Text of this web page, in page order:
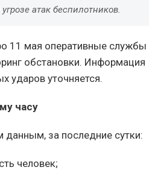
атак беспилотников.
11 мая оперативные службы
обстановки. Информация
ударов уточняется.
часу
данным, за последние сутки:
человек;